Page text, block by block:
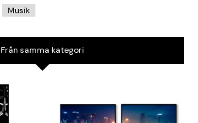
Musik
Från samma kategori